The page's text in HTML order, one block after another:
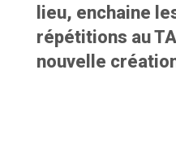
lieu, enchaine
répétitions au
nouvelle